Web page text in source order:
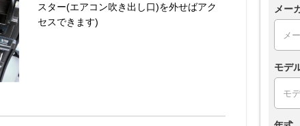
スター(エアコン吹き出し口)を外せばアク
セスできます)
メー
モデ